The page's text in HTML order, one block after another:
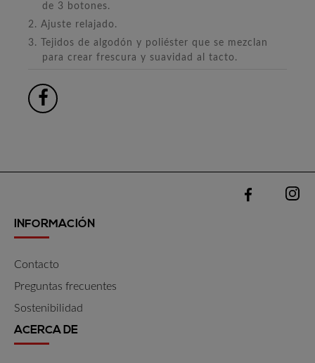
de 3 botones.
2. Ajuste relajado.
3. Tejidos de algodón y poliéster que se mezclan
para crear frescura y suavidad al tacto.
INFORMACIÓN
Contacto
Preguntas frecuentes
Sostenibilidad
ACERCA DE